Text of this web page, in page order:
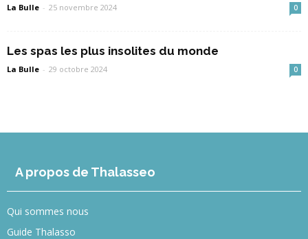
La Bulle - 25 novembre 2024 0
Les spas les plus insolites du monde
La Bulle - 29 octobre 2024 0
A propos de Thalasseo
Qui sommes nous
Guide Thalasso